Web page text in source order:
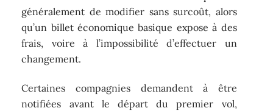
généralement de modifier sans surcoût, alors
qu’un billet économique basique expose à des
frais, voire à l’impossibilité d’effectuer un
changement.
Certaines compagnies demandent à être
notifiées avant le départ du premier vol,